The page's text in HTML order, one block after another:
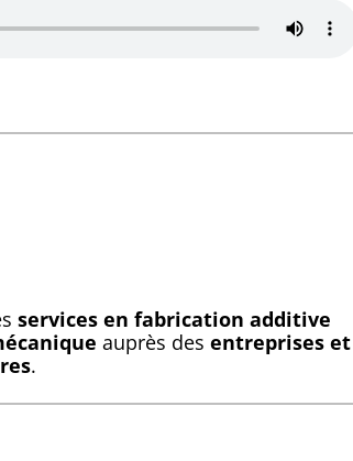
services en fabrication additive
auprès des entreprises et
.